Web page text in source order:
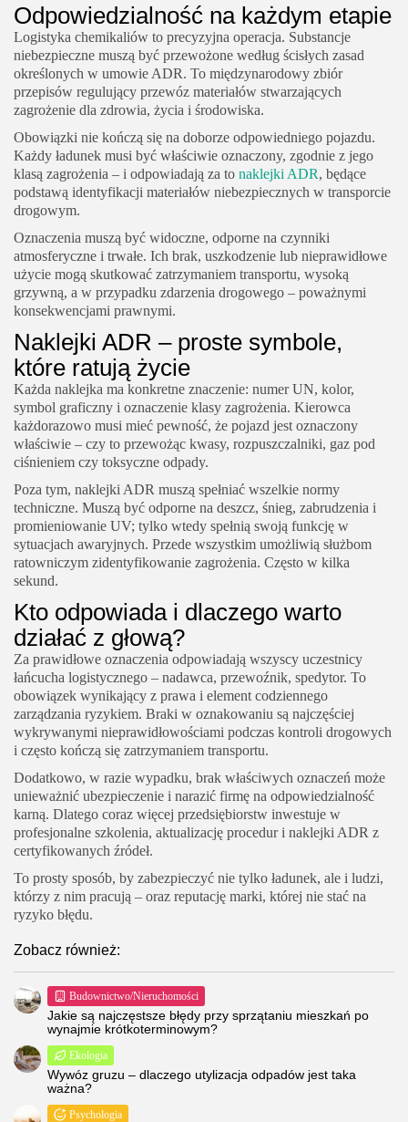
Odpowiedzialność na każdym etapie
Logistyka chemikaliów to precyzyjna operacja. Substancje
niebezpieczne muszą być przewożone według ścisłych zasad
określonych w umowie ADR. To międzynarodowy zbiór
przepisów regulujący przewóz materiałów stwarzających
zagrożenie dla zdrowia, życia i środowiska.
Obowiązki nie kończą się na doborze odpowiedniego pojazdu.
Każdy ładunek musi być właściwie oznaczony, zgodnie z jego
klasą zagrożenia – i odpowiadają za to naklejki ADR, będące
podstawą identyfikacji materiałów niebezpiecznych w transporcie
drogowym.
Oznaczenia muszą być widoczne, odporne na czynniki
atmosferyczne i trwałe. Ich brak, uszkodzenie lub nieprawidłowe
użycie mogą skutkować zatrzymaniem transportu, wysoką
grzywną, a w przypadku zdarzenia drogowego – poważnymi
konsekwencjami prawnymi.
Naklejki ADR – proste symbole,
które ratują życie
Każda naklejka ma konkretne znaczenie: numer UN, kolor,
symbol graficzny i oznaczenie klasy zagrożenia. Kierowca
każdorazowo musi mieć pewność, że pojazd jest oznaczony
właściwie – czy to przewożąc kwasy, rozpuszczalniki, gaz pod
ciśnieniem czy toksyczne odpady.
Poza tym, naklejki ADR muszą spełniać wszelkie normy
techniczne. Muszą być odporne na deszcz, śnieg, zabrudzenia i
promieniowanie UV; tylko wtedy spełnią swoją funkcję w
sytuacjach awaryjnych. Przede wszystkim umożliwią służbom
ratowniczym zidentyfikowanie zagrożenia. Często w kilka
sekund.
Kto odpowiada i dlaczego warto
działać z głową?
Za prawidłowe oznaczenia odpowiadają wszyscy uczestnicy
łańcucha logistycznego – nadawca, przewoźnik, spedytor. To
obowiązek wynikający z prawa i element codziennego
zarządzania ryzykiem. Braki w oznakowaniu są najczęściej
wykrywanymi nieprawidłowościami podczas kontroli drogowych
i często kończą się zatrzymaniem transportu.
Dodatkowo, w razie wypadku, brak właściwych oznaczeń może
unieważnić ubezpieczenie i narazić firmę na odpowiedzialność
karną. Dlatego coraz więcej przedsiębiorstw inwestuje w
profesjonalne szkolenia, aktualizację procedur i naklejki ADR z
certyfikowanych źródeł.
To prosty sposób, by zabezpieczyć nie tylko ładunek, ale i ludzi,
którzy z nim pracują – oraz reputację marki, której nie stać na
ryzyko błędu.
Zobacz również:
Budownictwo/Nieruchomości
Jakie są najczęstsze błędy przy sprzątaniu mieszkań po
wynajmie krótkoterminowym?
Ekologia
Wywóz gruzu – dlaczego utylizacja odpadów jest taka
ważna?
Psychologia